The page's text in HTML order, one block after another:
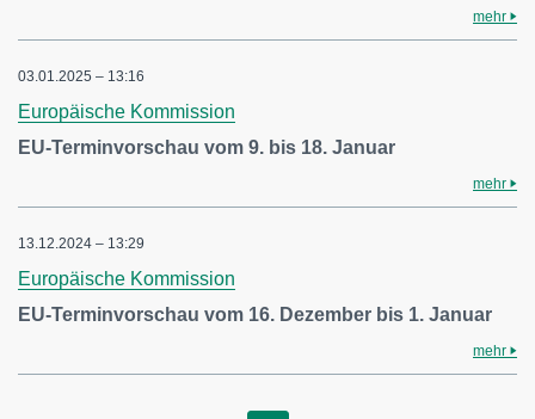
mehr
03.01.2025 – 13:16
Europäische Kommission
EU-Terminvorschau vom 9. bis 18. Januar
mehr
13.12.2024 – 13:29
Europäische Kommission
EU-Terminvorschau vom 16. Dezember bis 1. Januar
mehr